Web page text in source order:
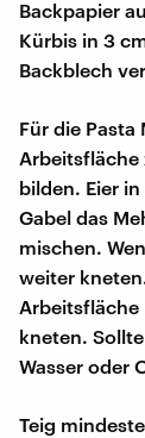
Backpapier
Kürbis in 3
Backblech
Für die
Arbeitsfläche
bilden. Eier
Gabel das
mischen.
weiter
Arbeitsfläche
kneten.
Wasser oder
Teig